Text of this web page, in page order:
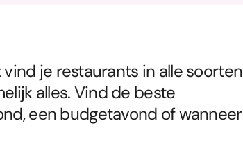
je restaurants in alle soorten
alles. Vind de beste
een budgetavond of wanneer